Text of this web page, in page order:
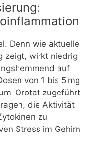
Denn wie aktuelle
zeigt, wirkt niedrig
auf
von 1 bis 5 mg
Orotat zugeführt
die Aktivität
zu
Stress im Gehirn